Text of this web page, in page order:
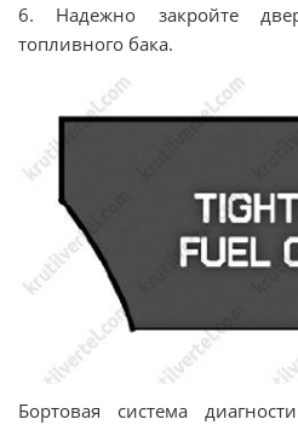
6. Надежно закройте
топливного бака.
Бортовая система